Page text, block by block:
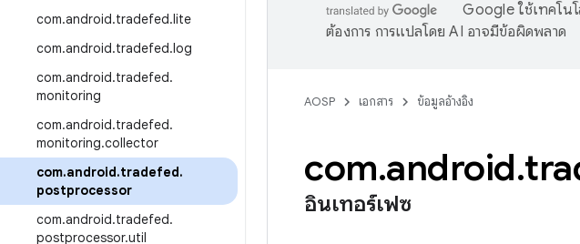
com.android.tradefed.lite
com.android.tradefed.log
com.android.tradefed.
monitoring
com.android.tradefed.
monitoring.collector
com.android.tradefed.
postprocessor
com.android.tradefed.
postprocessor.util
Google ใช้เทคโน
ต้องการ การแปลโดย AI อาจมีข้อผิดพลาด
AOSP เอกสาร ข้อมูลอ้างอิง
com.android.
อินเทอร์เฟซ